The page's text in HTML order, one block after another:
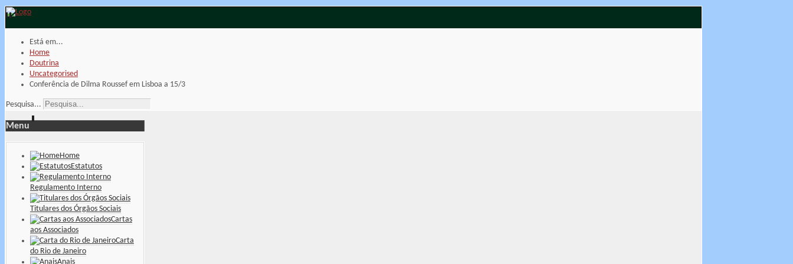
Está em...
Home
Doutrina
Uncategorised
Conferência de Dilma Roussef em Lisboa a 15/3
Pesquisa...
Menu
Home
Estatutos
Regulamento Interno
Titulares dos Órgãos Sociais
Cartas
aos Associados
Carta
do Rio de Janeiro
Anais